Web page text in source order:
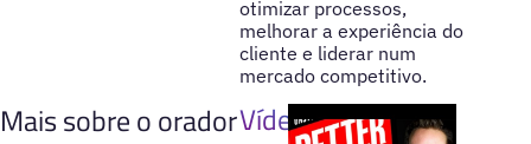
otimizar processos,
melhorar a experiência do
cliente e liderar num
mercado competitivo.
Mais sobre o oradorVídeos